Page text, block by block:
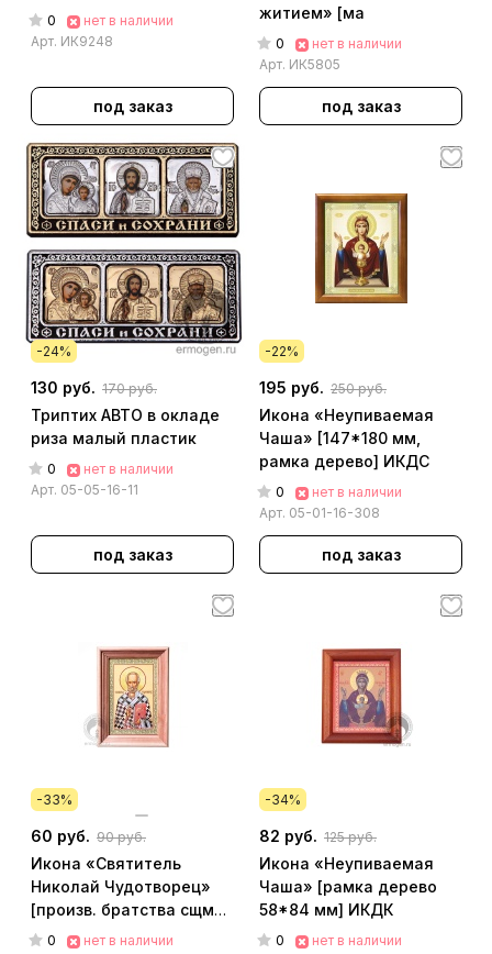
0
нет в наличии
Арт. ИК9248
под заказ
житием» [ма
0
нет в наличии
Арт. ИК5805
под заказ
-24%
130 руб. 170 руб.
Триптих АВТО в окладе
риза малый пластик
0
нет в наличии
Арт. 05-05-16-11
под заказ
-22%
195 руб. 250 руб.
Икона «Неупиваемая
Чаша» [147*180 мм,
рамка дерево] ИКДС
0
нет в наличии
Арт. 05-01-16-308
под заказ
-33%
60 руб. 90 руб.
Икона «Святитель
Николай Чудотворец»
[произв. братства сщмч.
Ермогена] [90*140 мм,
0
нет в наличии
-34%
82 руб. 125 руб.
Икона «Неупиваемая
Чаша» [рамка дерево
58*84 мм] ИКДК
0
нет в наличии